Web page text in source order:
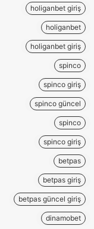
holiganbet giriş
holiganbet
holiganbet giriş
spinco
spinco giriş
spinco güncel
spinco
spinco giriş
betpas
betpas giriş
betpas güncel giriş
dinamobet